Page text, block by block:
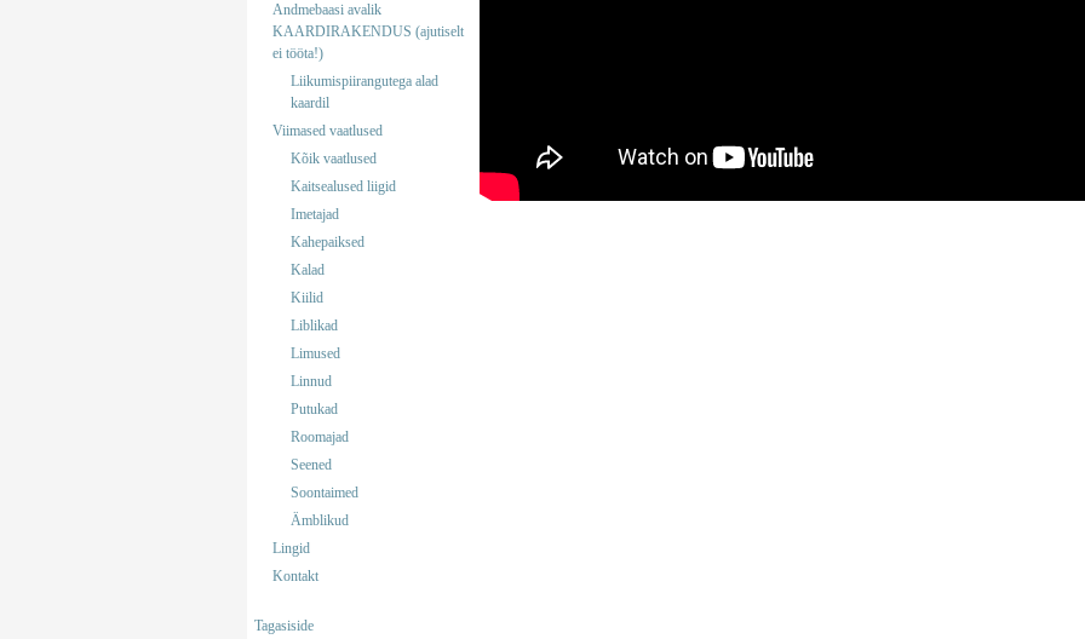
Andmebaasi avalik
KAARDIRAKENDUS (ajutiselt
ei tööta!)
Liikumispiirangutega alad
kaardil
Viimased vaatlused
Kõik vaatlused
Kaitsealused liigid
Imetajad
Kahepaiksed
Kalad
Kiilid
Liblikad
Limused
Linnud
Putukad
Roomajad
Seened
Soontaimed
Ämblikud
Lingid
Kontakt
Tagasiside